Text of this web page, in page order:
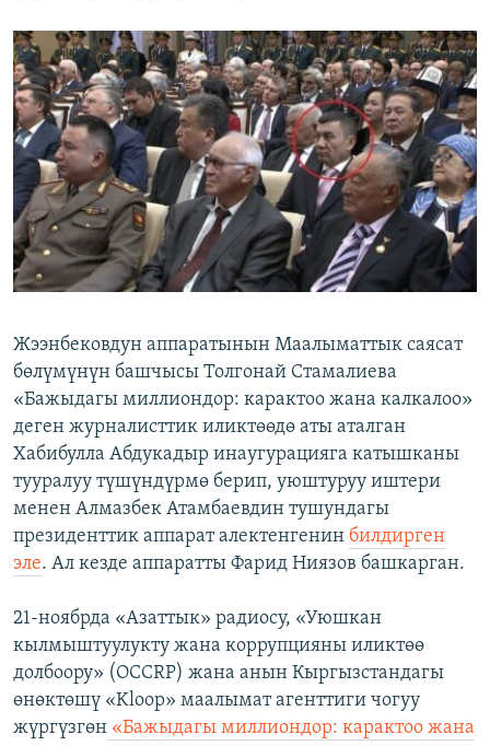
Жээнбековдун аппаратынын Маалыматтык саясат
бөлүмүнүн башчысы Толгонай Стамалиева
«Бажыдагы миллиондор: карактоо жана калкалоо»
деген журналисттик иликтөөдө аты аталган
Хабибулла Абдукадыр инаугурацияга катышканы
тууралуу түшүндүрмө берип, уюштуруу иштери
менен Алмазбек Атамбаевдин тушундагы
президенттик аппарат алектенгенин билдирген
эле. Ал кезде аппаратты Фарид Ниязов башкарган.
21-ноябрда «Азаттык» радиосу, «Уюшкан
кылмыштуулукту жана коррупцияны иликтөө
долбоору» (OCCRP) жана анын Кыргызстандагы
өнөктөшү «Kloop» маалымат агенттиги чогуу
жүргүзгөн «Бажыдагы миллиондор: карактоо жана